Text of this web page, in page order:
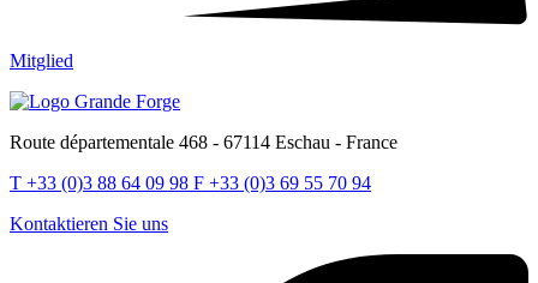
Mitglied
Route départementale 468 - 67114 Eschau - France
T +33 (0)3 88 64 09 98 F +33 (0)3 69 55 70 94
Kontaktieren Sie uns